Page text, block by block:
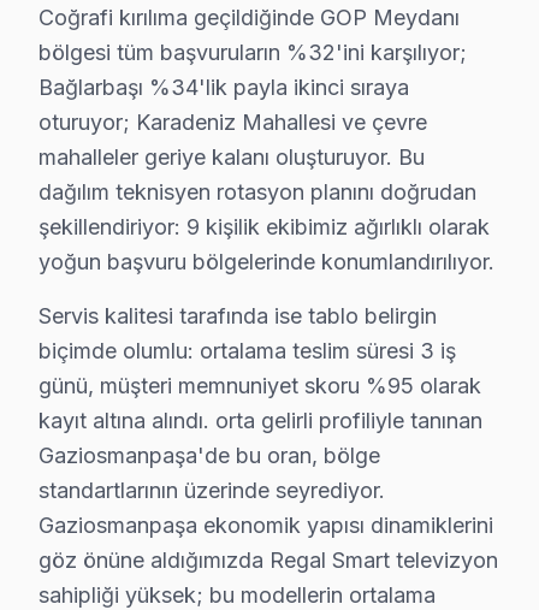
Karadeniz'de Regal TV Servisi
Karadeniz Mahallesi, güzel doğasıyla ön plana çıkan
Karayolları'nda Regal TV Servisi
Karayolları, ulaşım açısından oldukça stratejik bir
Karlıtepe'de Regal TV Servisi
Kazım Karabekir'de Regal TV Servisi
Kazım Karabekir Mahallesi, canlı ve hareketli bir
Mevlana'da Regal TV Servisi
Mevlana Mahallesi, sosyal yaşamın aktif olduğu,
Pazariçi'nde Regal TV Servisi
Pazariçi, dinamik bir atmosfer sunan ve yerel ticaretle
Coğrafi kırılıma geçildiğinde GOP Meydanı
bölgesi tüm başvuruların %32'ini karşılıyor;
Bağlarbaşı %34'lik payla ikinci sıraya
oturuyor; Karadeniz Mahallesi ve çevre
mahalleler geriye kalanı oluşturuyor. Bu
dağılım teknisyen rotasyon planını doğrudan
şekillendiriyor: 9 kişilik ekibimiz ağırlıklı olarak
yoğun başvuru bölgelerinde konumlandırılıyor.
Servis kalitesi tarafında ise tablo belirgin
biçimde olumlu: ortalama teslim süresi 3 iş
günü, müşteri memnuniyet skoru %95 olarak
kayıt altına alındı. orta gelirli profiliyle tanınan
Gaziosmanpaşa'de bu oran, bölge
standartlarının üzerinde seyrediyor.
Gaziosmanpaşa ekonomik yapısı dinamiklerini
göz önüne aldığımızda Regal Smart televizyon
sahipliği yüksek; bu modellerin ortalama